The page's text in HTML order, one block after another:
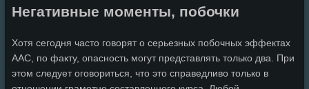
Негативные моменты, побочки
Хотя сегодня часто говорят о серьезных побочных эффектах
ААС, по факту, опасность могут представлять только два. При
этом следует оговориться, что это справедливо только в